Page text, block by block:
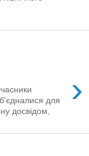
›
для
досвідом,